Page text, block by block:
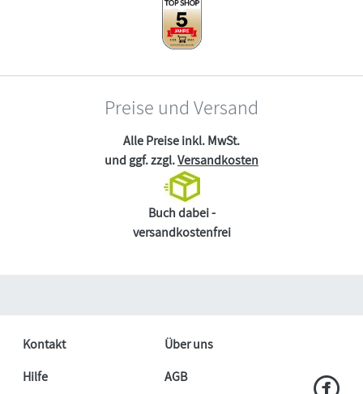
Preise und Versand
Alle Preise inkl. MwSt.
und ggf. zzgl.Versandkosten
Buch dabei -
versandkostenfrei
Kontakt
Über uns
Hilfe
AGB